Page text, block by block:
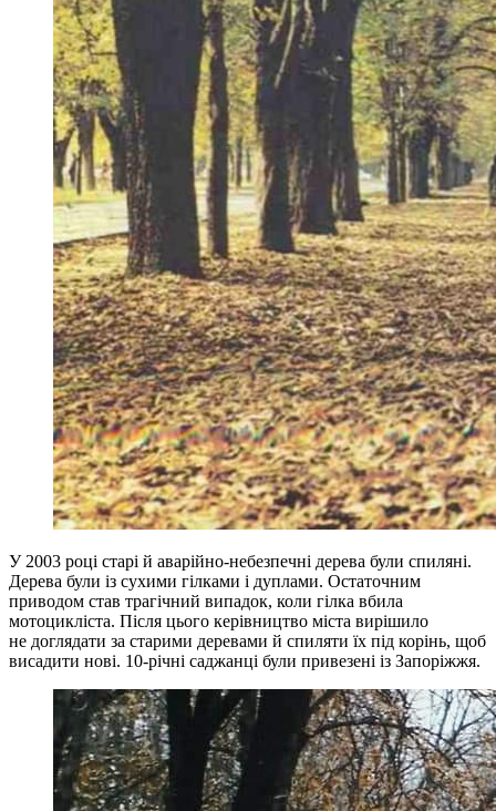
У 2003 році старі й аварійно-небезпечні дерева були спиляні.
Дерева були із сухими гілками і дуплами. Остаточним
приводом став трагічний випадок, коли гілка вбила
мотоцикліста. Після цього керівництво міста вирішило
не доглядати за старими деревами й спиляти їх під корінь, щоб
висадити нові. 10-річні саджанці були привезені із Запоріжжя.